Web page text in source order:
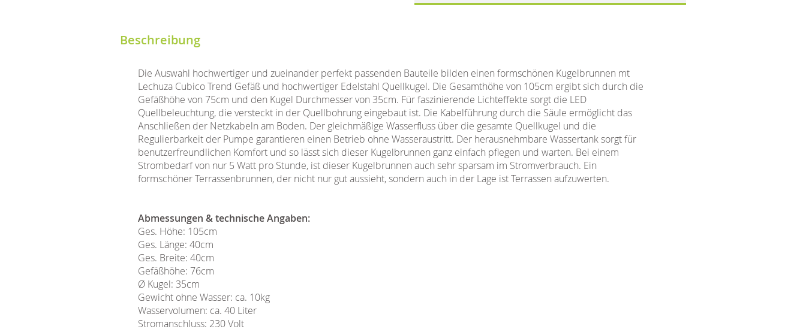
Beschreibung
Die Auswahl hochwertiger und zueinander perfekt passenden Bauteile bilden einen formschönen Kugelbrunnen mt
Lechuza Cubico Trend Gefäß und hochwertiger Edelstahl Quellkugel. Die Gesamthöhe von 105cm ergibt sich durch die
Gefäßhöhe von 75cm und den Kugel Durchmesser von 35cm. Für faszinierende Lichteffekte sorgt die LED
Quellbeleuchtung, die versteckt in der Quellbohrung eingebaut ist. Die Kabelführung durch die Säule ermöglicht das
Anschließen der Netzkabeln am Boden. Der gleichmäßige Wasserfluss über die gesamte Quellkugel und die
Regulierbarkeit der Pumpe garantieren einen Betrieb ohne Wasseraustritt. Der herausnehmbare Wassertank sorgt für
benutzerfreundlichen Komfort und so lässt sich dieser Kugelbrunnen ganz einfach pflegen und warten. Bei einem
Strombedarf von nur 5 Watt pro Stunde, ist dieser Kugelbrunnen auch sehr sparsam im Stromverbrauch. Ein
formschöner Terrassenbrunnen, der nicht nur gut aussieht, sondern auch in der Lage ist Terrassen aufzuwerten.
Abmessungen & technische Angaben:
Ges. Höhe: 105cm
Ges. Länge: 40cm
Ges. Breite: 40cm
Gefäßhöhe: 76cm
Ø Kugel: 35cm
Gewicht ohne Wasser: ca. 10kg
Wasservolumen: ca. 40 Liter
Stromanschluss: 230 Volt